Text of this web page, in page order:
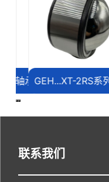
轴承GEH...XT-2RS系列
联系我们